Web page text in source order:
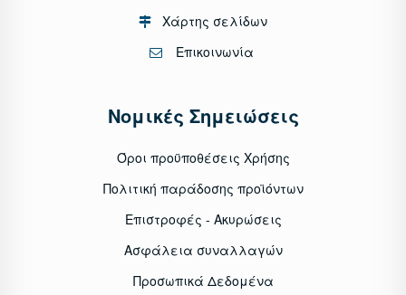
Χάρτης σελίδων
Επικοινωνία
Νομικές Σημειώσεις
Όροι προϋποθέσεις Χρήσης
Πολιτική παράδοσης προϊόντων
Επιστροφές - Ακυρώσεις
Ασφάλεια συναλλαγών
Προσωπικά Δεδομένα